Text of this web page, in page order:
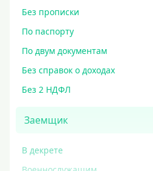
Без прописки
По паспорту
По двум документам
Без справок о доходах
Без 2 НДФЛ
Заемщик
В декрете